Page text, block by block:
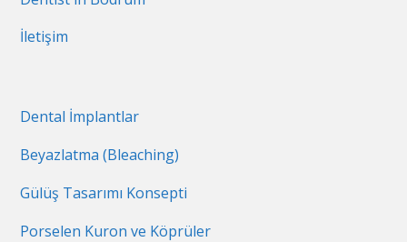
İletişim
Dental İmplantlar
Beyazlatma (Bleaching)
Gülüş Tasarımı Konsepti
Porselen Kuron ve Köprüler